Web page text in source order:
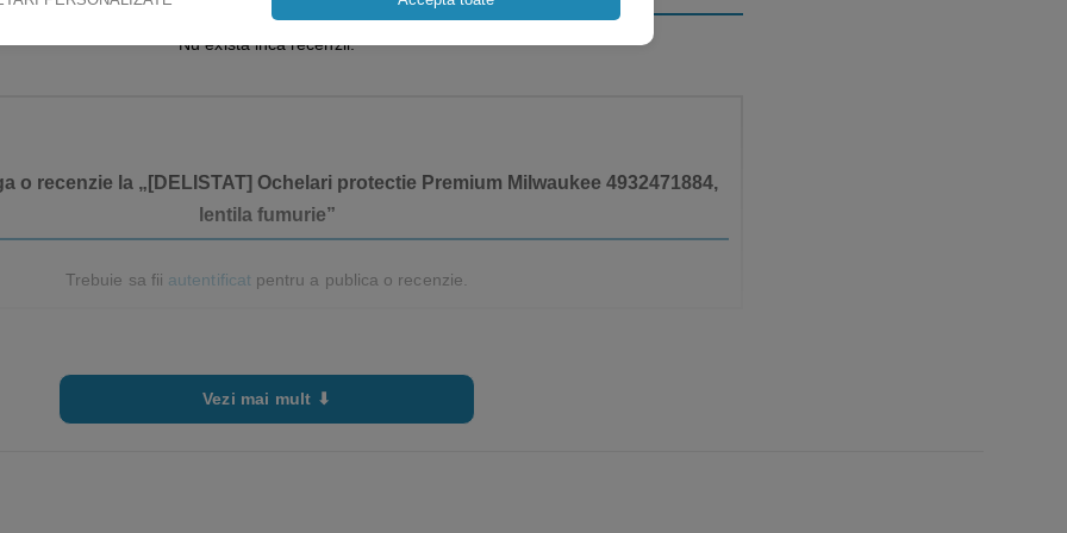
Nu exista inca recenzii.
o recenzie la „[DELISTAT] Ochelari protectie Premium Milwaukee 4932471884,
lentila fumurie”
Trebuie sa fii autentificat pentru a publica o recenzie.
Vezi mai mult ⬇